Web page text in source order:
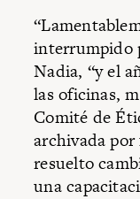
interrumpido
Nadia, “y el
las oficinas,
Comité de
archivada por
resuelto
una